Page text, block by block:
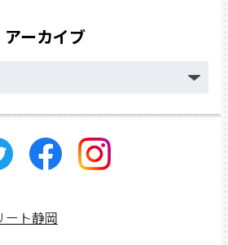
アーカイブ
ート静岡